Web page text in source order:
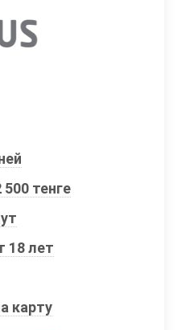
тенге
18 лет
карту